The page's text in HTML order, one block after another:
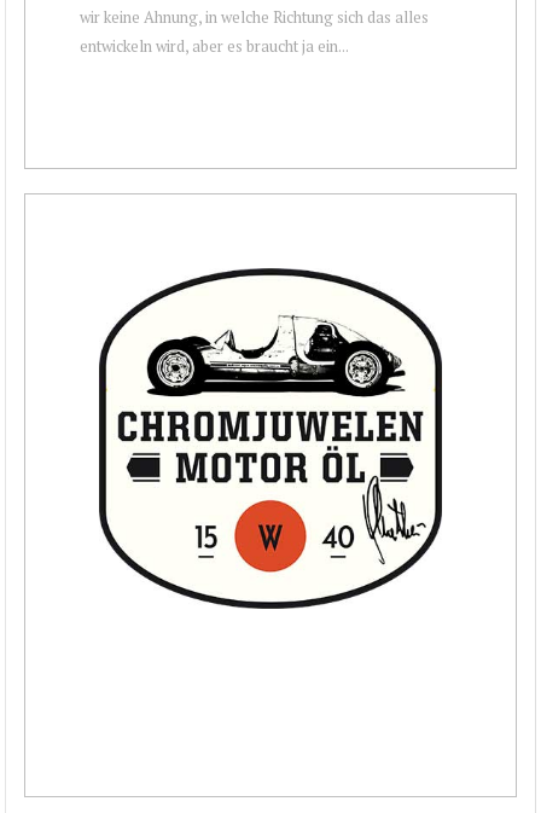
wir keine Ahnung, in welche Richtung sich das alles
entwickeln wird, aber es braucht ja ein...